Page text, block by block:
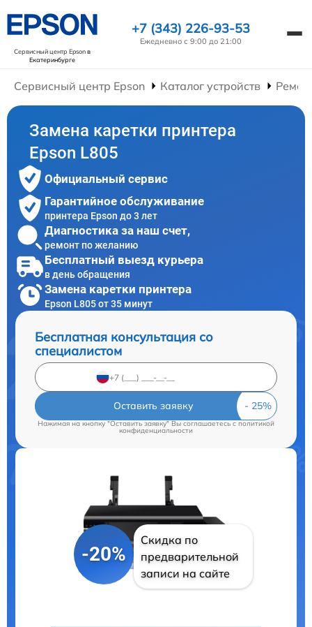
Сервисный центр Epsonв
Екатеринбурге
+7 (343) 226-93-53
Ежедневно с 9:00 до 21:00
Сервисный центр Epson Каталог устройств
Замена каретки принтера
Epson L805
Официальный сервис
Гарантийное обслуживание
принтера Epson до 3 лет
Диагностика за наш счет,
ремонт по желанию
Бесплатный выезд курьера
в день обращения
Замена каретки принтера
Epson L805 от 35 минут
Бесплатная консультация со
специалистом
Оставить заявку
Нажимая на кнопку "Оставить заявку" Вы соглашаетесь cполитикой
конфиденциальности
-20%
Скидка по
предварительной
записи на сайте